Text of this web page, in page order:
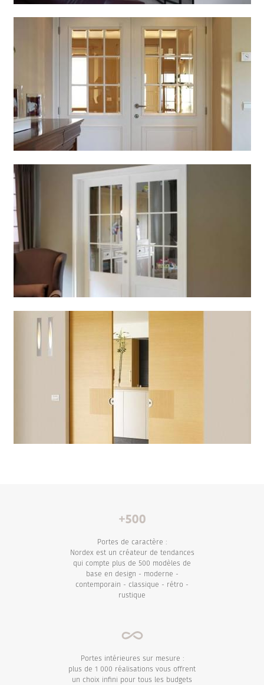
Portes de caractère :
Nordex est un créateur de tendances
qui compte plus de 500 modèles de
base en design - moderne -
contemporain - classique - rétro -
rustique
Portes intérieures sur mesure :
plus de 1 000 réalisations vous offrent
un choix infini pour tous les budgets